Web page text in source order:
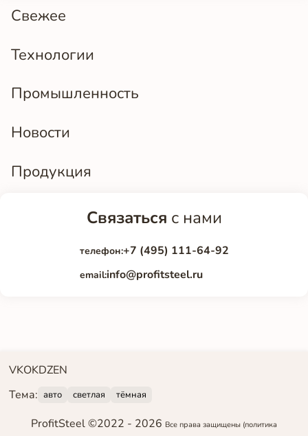
Свежее
Технологии
Промышленность
Новости
Продукция
Связаться с нами
телефон:+7 (495) 111-64-92
email:info@profitsteel.ru
VKOKDZEN
Тема: авто светлая тёмная
ProfitSteel ©2022 - 2026 Все права защищены (политика